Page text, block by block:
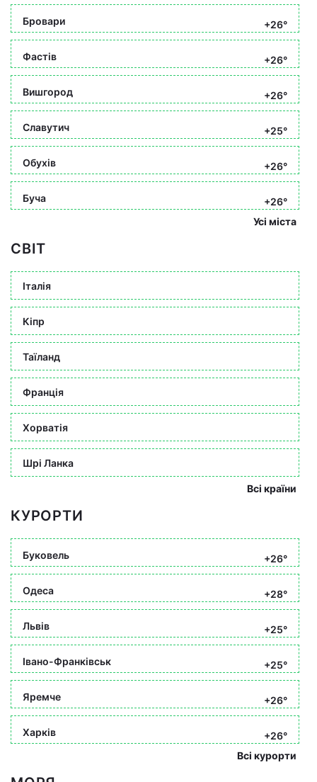
Бровари +26°
Фастів +26°
Вишгород +26°
Славутич +25°
Обухів +26°
Буча
+26°
Усі міста
СВІТ
Італія
Кіпр
Таїланд
Франція
Хорватія
Шрі Ланка
Всі країни
КУРОРТИ
Буковель +26°
Одеса +28°
Львів +25°
Івано-Франківськ +25°
Яремче +26°
Харків
+26°
Всі курорти